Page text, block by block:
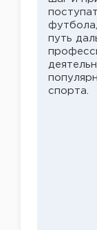
путь
спорта.